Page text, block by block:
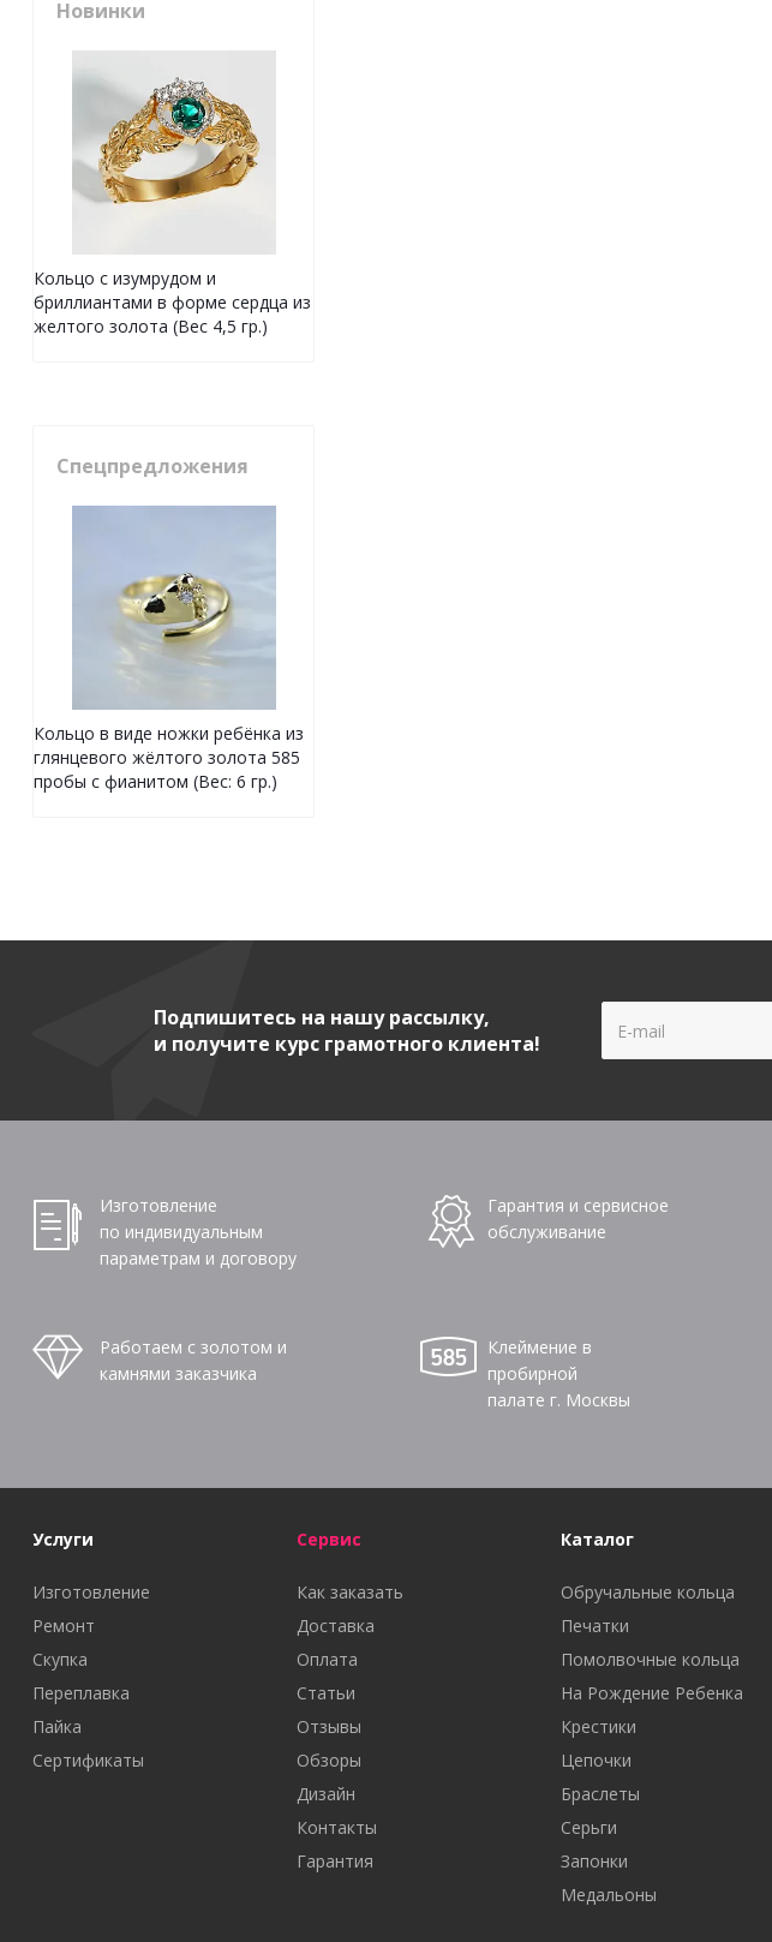
Новинки
Кольцо с изумрудом и
бриллиантами в форме сердца из
желтого золота (Вес 4,5 гр.)
Спецпредложения
Кольцо в виде ножки ребёнка из
глянцевого жёлтого золота 585
пробы с фианитом (Вес: 6 гр.)
Подпишитесь на нашу рассылку,
и получите курс грамотного клиента!
Изготовление
по индивидуальным
параметрам и договору
Гарантия и сервисное
обслуживание
Работаем с золотом и
камнями заказчика
Клеймение в
пробирной
палате г. Москвы
Услуги
Изготовление
Ремонт
Скупка
Переплавка
Пайка
Сертификаты
Сервис
Как заказать
Доставка
Оплата
Статьи
Отзывы
Обзоры
Дизайн
Контакты
Гарантия
Каталог
Обручальные кольца
Печатки
Помолвочные кольца
На Рождение Ребенка
Крестики
Цепочки
Браслеты
Серьги
Запонки
Медальоны